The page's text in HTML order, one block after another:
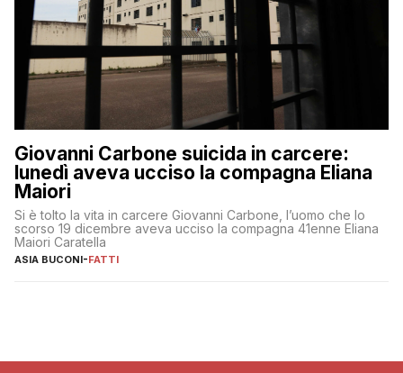
Giovanni Carbone suicida in carcere:
lunedì aveva ucciso la compagna Eliana
Maiori
Si è tolto la vita in carcere Giovanni Carbone, l’uomo che lo
scorso 19 dicembre aveva ucciso la compagna 41enne Eliana
Maiori Caratella
ASIA BUCONI-FATTI